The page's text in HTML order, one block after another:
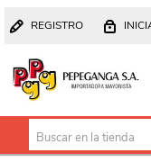
REGISTRO